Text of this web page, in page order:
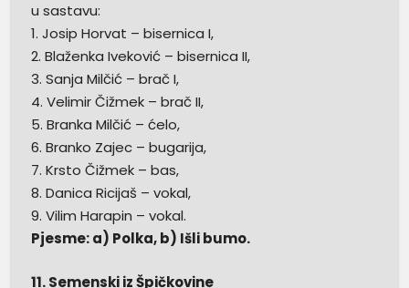
u sastavu:
1. Josip Horvat – bisernica I,
2. Blaženka Iveković – bisernica II,
3. Sanja Milčić – brač I,
4. Velimir Čižmek – brač II,
5. Branka Milčić – ćelo,
6. Branko Zajec – bugarija,
7. Krsto Čižmek – bas,
8. Danica Ricijaš – vokal,
9. Vilim Harapin – vokal.
Pjesme: a) Polka, b) Išli bumo.
11. Semenski iz Špičkovine